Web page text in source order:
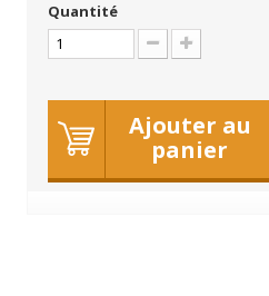
Quantité
Ajouter au
panier